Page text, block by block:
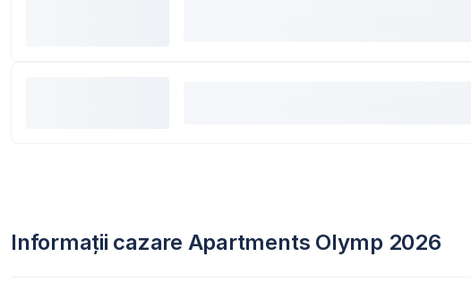
Informații cazare Apartments Olymp 2026